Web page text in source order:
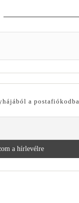
a postafiókodba